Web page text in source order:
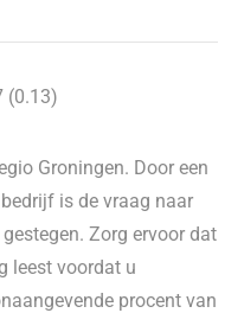
(0.13)
Groningen. Door een
is de vraag naar
Zorg ervoor dat
leest voordat u
procent van